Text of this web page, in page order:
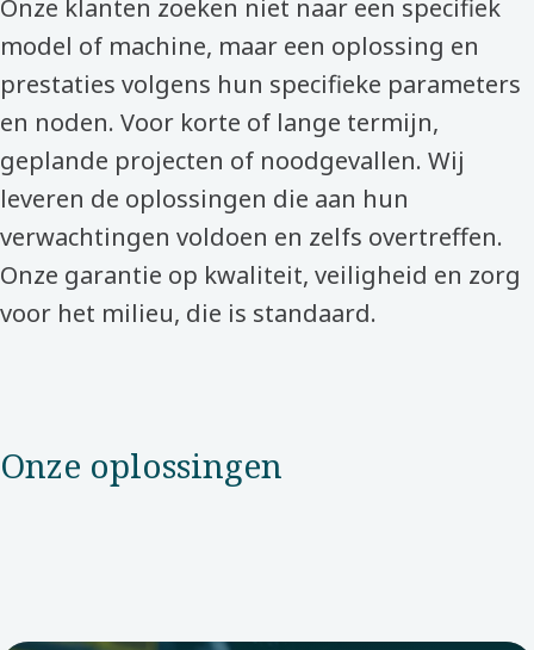
Onze klanten zoeken niet naar een specifiek
model of machine, maar een oplossing en
prestaties volgens hun specifieke parameters
en noden. Voor korte of lange termijn,
geplande projecten of noodgevallen. Wij
leveren de oplossingen die aan hun
verwachtingen voldoen en zelfs overtreffen.
Onze garantie op kwaliteit, veiligheid en zorg
voor het milieu, die is standaard.
Onze oplossingen